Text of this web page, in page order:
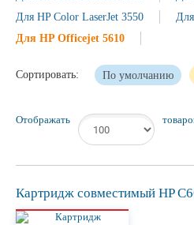
Для HP Color LaserJet 3550
Для HP Officejet 5610
Сортировать: По умолчанию
Отображать
Картридж совместимый HP